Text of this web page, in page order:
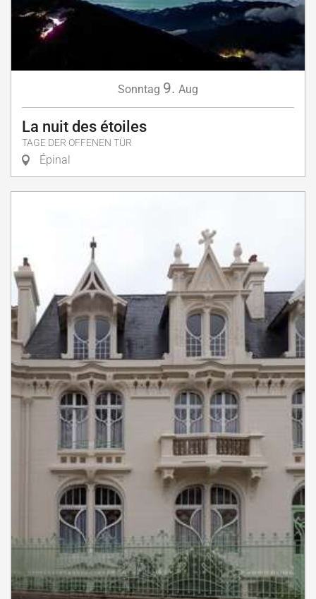
Sonntag 9. Aug
La nuit des étoiles
TAGE DER OFFENEN TÜR
Épinal